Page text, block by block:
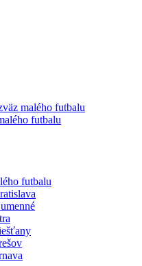
malého futbalu
futbalu
futbalu